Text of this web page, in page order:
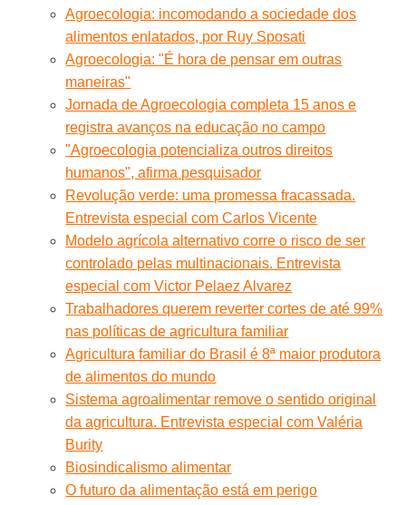
Agroecologia: incomodando a sociedade dos
alimentos enlatados, por Ruy Sposati
Agroecologia: "É hora de pensar em outras
maneiras"
Jornada de Agroecologia completa 15 anos e
registra avanços na educação no campo
"Agroecologia potencializa outros direitos
humanos", afirma pesquisador
Revolução verde: uma promessa fracassada.
Entrevista especial com Carlos Vicente
Modelo agrícola alternativo corre o risco de ser
controlado pelas multinacionais. Entrevista
especial com Victor Pelaez Alvarez
Trabalhadores querem reverter cortes de até 99%
nas políticas de agricultura familiar
Agricultura familiar do Brasil é 8ª maior produtora
de alimentos do mundo
Sistema agroalimentar remove o sentido original
da agricultura. Entrevista especial com Valéria
Burity
Biosindicalismo alimentar
O futuro da alimentação está em perigo